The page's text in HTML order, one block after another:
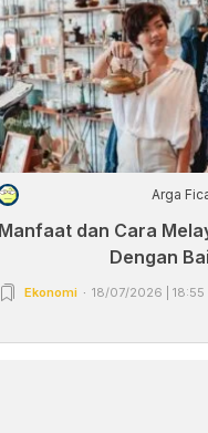
Arga
Manfaat dan Cara
Dengan
Ekonomi 18/07/2026 | 18:55